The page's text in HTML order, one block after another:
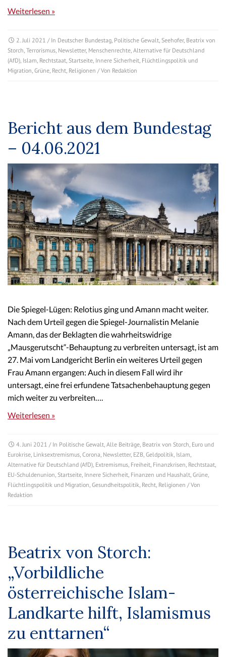
Weiterlesen »
2. Juli 2021 / In Deutscher Bundestag, Politische Gewalt, Seehofer, Beatrix von
Storch, Terrorismus, Newsletter, Menschenrechte, Alternative für Deutschland
(AfD), Islam, Rechtstaat, Startseite, Innere Sicherheit, Flüchtlingspolitik und
Migration, Grüne, Recht, Religionen / Von Redaktion
Bericht aus dem Bundestag
– 04.06.2021
Die Spiegel-Lügen: Relotius ging und Amann macht weiter.
Nach dem Urteil gegen die Spiegel-Journalistin Melanie
Amann, das der Beklagten die wahrheitswidrige
„Mausgerutscht“-Behauptung zu verbreiten untersagt, ist am
27. Mai vom Landgericht Berlin ein weiteres Urteil gegen
Frau Amann ergangen: Auch in diesem Fall wird ihr
untersagt, eine frei erfundene Tatsachenbehauptung gegen
mich weiter zu verbreiten….
Weiterlesen »
4. Juni 2021 / In Politische Gewalt, Alle Beiträge, Beatrix von Storch, Euro und
Eurokrise, Linksextremismus, Corona, Newsletter, EZB, Geldpolitik, Islam,
Alternative für Deutschland (AfD), Extremismus, Freiheit, Finanzkrisen, Rechtstaat,
EU-Schuldenunion, Startseite, Innere Sicherheit, Finanzen und Haushalt, Grüne,
Flüchtlingspolitik und Migration, Gesundheitspolitik, Recht, Religionen / Von
Redaktion
Beatrix von Storch:
„Vorbildliche
österreichische Islam-
Landkarte hilft, Islamismus
zu enttarnen“